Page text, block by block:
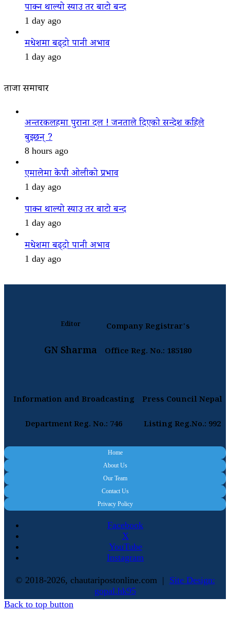
पाक्न थाल्यो स्याउ तर बाटो बन्द
1 day ago
मधेशमा बढ्दो पानी अभाव
1 day ago
ताजा समाचार
अन्तरकलहमा पुराना दल ! जनताले दिएको सन्देश कहिले
बुझ्छन् ?
8 hours ago
एमालेमा केपी ओलीको प्रभाव
1 day ago
पाक्न थाल्यो स्याउ तर बाटो बन्द
1 day ago
मधेशमा बढ्दो पानी अभाव
1 day ago
Editor
GN Sharma
Company Registrar's
Office Reg. No.: 185180
Information and Broadcasting
Department Reg. No.: 746
Press Council Nepal
Listing Reg.No.: 992
Home
About Us
Our Team
Contact Us
Privacy Policy
Facebook
X
YouTube
Instagram
© 2018-2026, chautaripostonline.com | Site Design:
gopal.hk95
Back to top button